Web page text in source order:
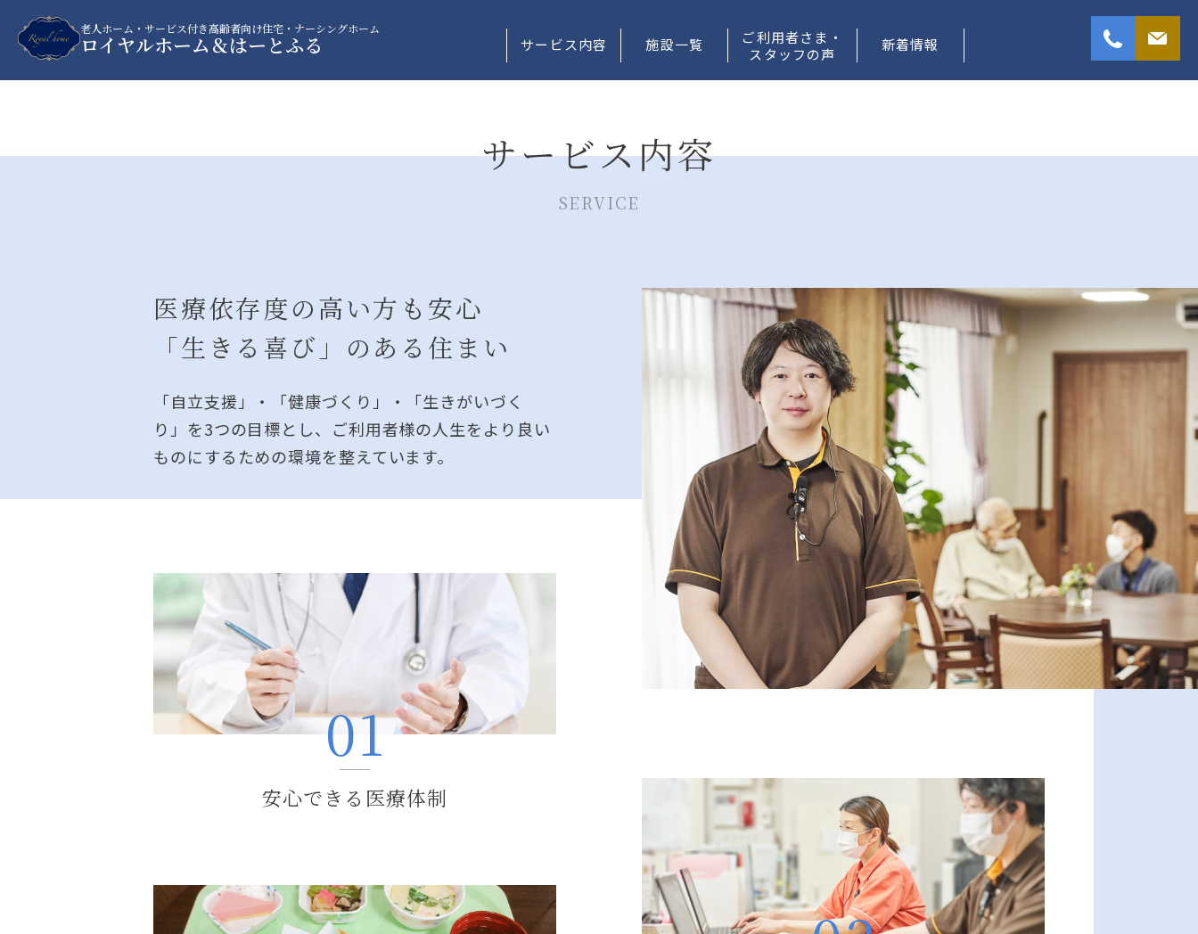
老人ホーム・サービス付き高齢者向け住宅・ナーシングホーム
ロイヤルホーム＆はーとふる サービス内容 施設一覧
ご利用者さま・
スタッフの声
新着情報
サービス内容
SERVICE
医療依存度の高い方も安心
「生きる喜び」のある住まい
「自立支援」・「健康づくり」・「生きがいづく
り」を3つの目標とし、ご利用者様の人生をより良い
ものにするための環境を整えています。
安心できる医療体制